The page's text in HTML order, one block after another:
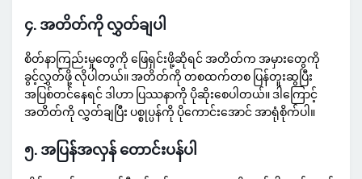
၄. အတိတ်ကို လွှတ်ချပါ
စိတ်နာကြည်းမှုတွေကို ဖြေရှင်းဖို့ဆိုရင် အတိတ်က အမှားတွေကို
ခွင့်လွှတ်ဖို့ လိုပါတယ်။ အတိတ်ကို တစထက်တစ ပြန်တူးဆွပြီး
အပြစ်တင်နေရင် ဒါဟာ ပြဿနာကို ပိုဆိုးစေပါတယ်။ ဒါကြောင့်
အတိတ်ကို လွှတ်ချပြီး ပစ္စုပ္ပန်ကို ပိုကောင်းအောင် အာရုံစိုက်ပါ။
၅. အပြန်အလှန် တောင်းပန်ပါ